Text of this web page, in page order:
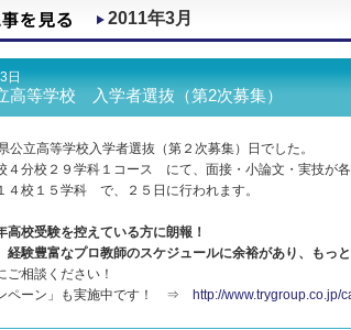
2011年3月
日
高等学校 入学者選抜（第2次募集）
公立高等学校入学者選抜（第２次募集）日でした。
４分校２９学科１コース にて、面接・小論文・実技が各
校１５学科 で、２５日に行われます。
高校受験を控えている方に朗報！
経験豊富なプロ教師のスケジュールに余裕があり、もっ
ご相談ください！
ンペーン」も実施中です！ ⇒
http://www.trygroup.co.jp/